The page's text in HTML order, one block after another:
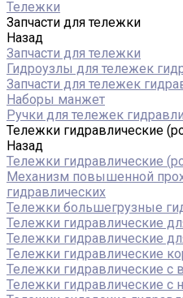
Тележки
Запчасти для тележки
Назад
Запчасти для тележки
Гидроузлы для тележек
Запчасти для тележек
Наборы манжет
Ручки для тележек
Тележки гидравлические
Назад
Тележки гидравлические
Механизм повышенной
гидравлических
Тележки большегрузные
Тележки гидравлические
Тележки гидравлические
Тележки гидравлические
Тележки гидравлические с
Тележки гидравлические